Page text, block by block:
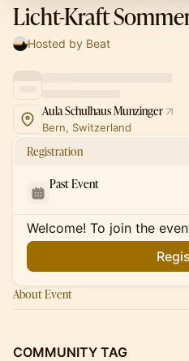
Licht-Kraft
Hosted by Beat
Aula Schulhaus Munzinger
Bern, Switzerland
Registration
Past Event
Welcome! To join the
About Event
COMMUNITY TAG